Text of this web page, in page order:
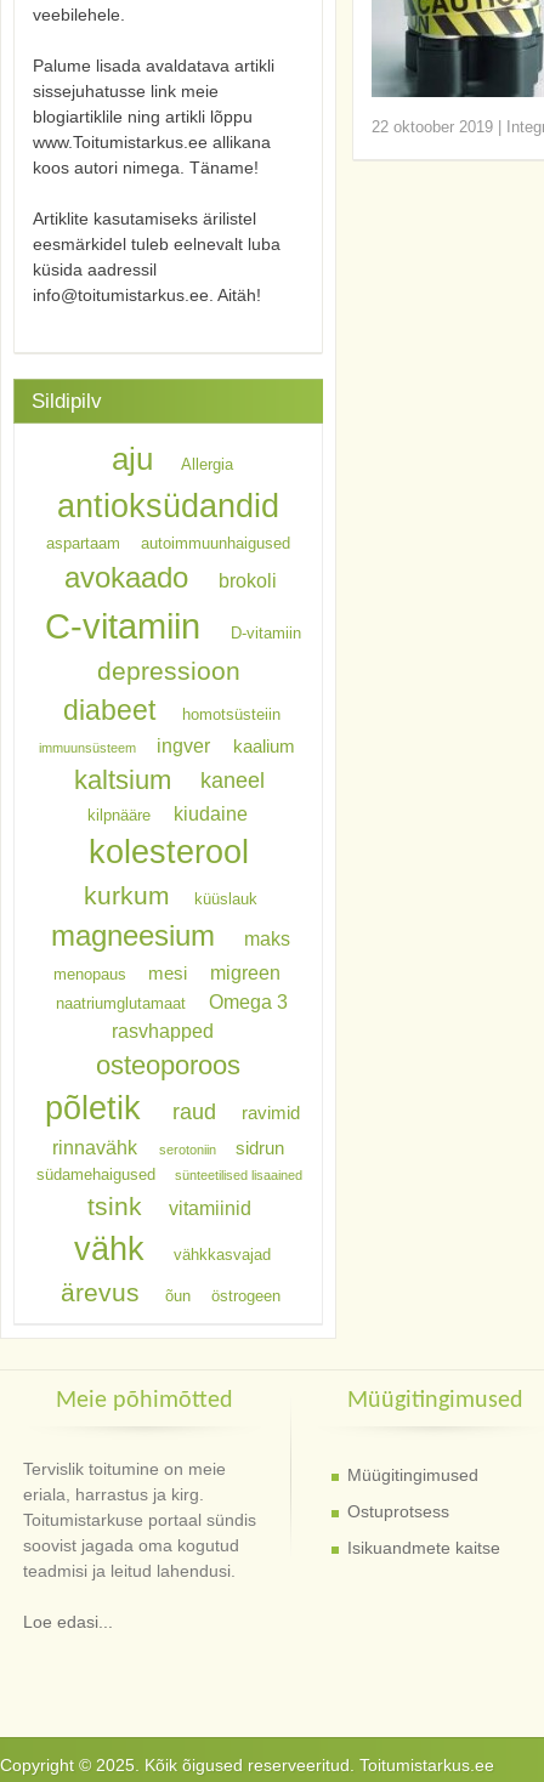
22 oktoober 2019
veebilehele.
Palume lisada avaldatava artikli
sissejuhatusse link meie
blogiartiklile ning artikli lõppu
www.Toitumistarkus.ee allikana
koos autori nimega. Täname!
Artiklite kasutamiseks ärilistel
eesmärkidel tuleb eelnevalt luba
küsida aadressil
info@toitumistarkus.ee. Aitäh!
Sildipilv
aju Allergia
antioksüdandid
aspartaam autoimmuunhaigused
avokaado brokoli
C-vitamiin D-vitamiin
depressioon
diabeet homotsüsteiin
immuunsüsteem ingver kaalium
kaltsium kaneel
kilpnääre kiudaine
kolesterool
kurkum küüslauk
magneesium maks
menopaus mesi migreen
naatriumglutamaat
Omega 3
rasvhapped
osteoporoos
põletik raud ravimid
rinnavähk serotoniin sidrun
südamehaigused sünteetilised lisaained
tsink vitamiinid
vähk vähkkasvajad
ärevus õun östrogeen
Meie põhimõtted
Tervislik toitumine on meie
eriala, harrastus ja kirg.
Toitumistarkuse portaal sündis
soovist jagada oma kogutud
teadmisi ja leitud lahendusi.
Loe edasi...
Müügitingimused
Müügitingimused
Ostuprotsess
Isikuandmete kaitse
Copyright © 2025. Kõik õigused reserveeritud. Toitumistarkus.ee